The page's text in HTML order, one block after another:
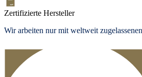
Zertifizierte Hersteller
Wir arbeiten nur mit weltweit